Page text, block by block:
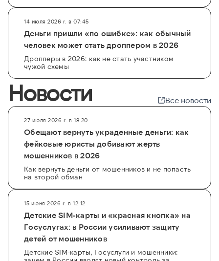
14 июля 2026 г. в 07:45
Деньги пришли «по ошибке»: как обычный
человек может стать дроппером в 2026
Дропперы в 2026: как не стать участником
чужой схемы
Новости Все новости
27 июля 2026 г. в 18:20
Обещают вернуть украденные деньги: как
фейковые юристы добивают жертв
мошенников в 2026
Как вернуть деньги от мошенников и не попасть
на второй обман
15 июня 2026 г. в 12:12
Детские SIM-карты и «красная кнопка» на
Госуслугах: в России усиливают защиту
детей от мошенников
Детские SIM-карты, Госуслуги и мошенники: